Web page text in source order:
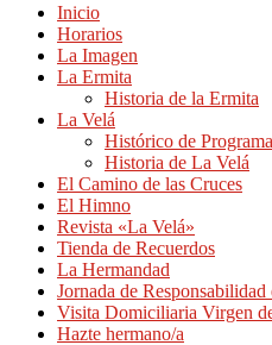
Inicio
Horarios
La Imagen
La Ermita
Historia de la Ermita
La Velá
Histórico de
Historia de La Velá
El Camino de las Cruces
El Himno
Revista «La Velá»
Tienda de Recuerdos
La Hermandad
Jornada de
Visita Domiciliaria Virgen
Hazte hermano/a